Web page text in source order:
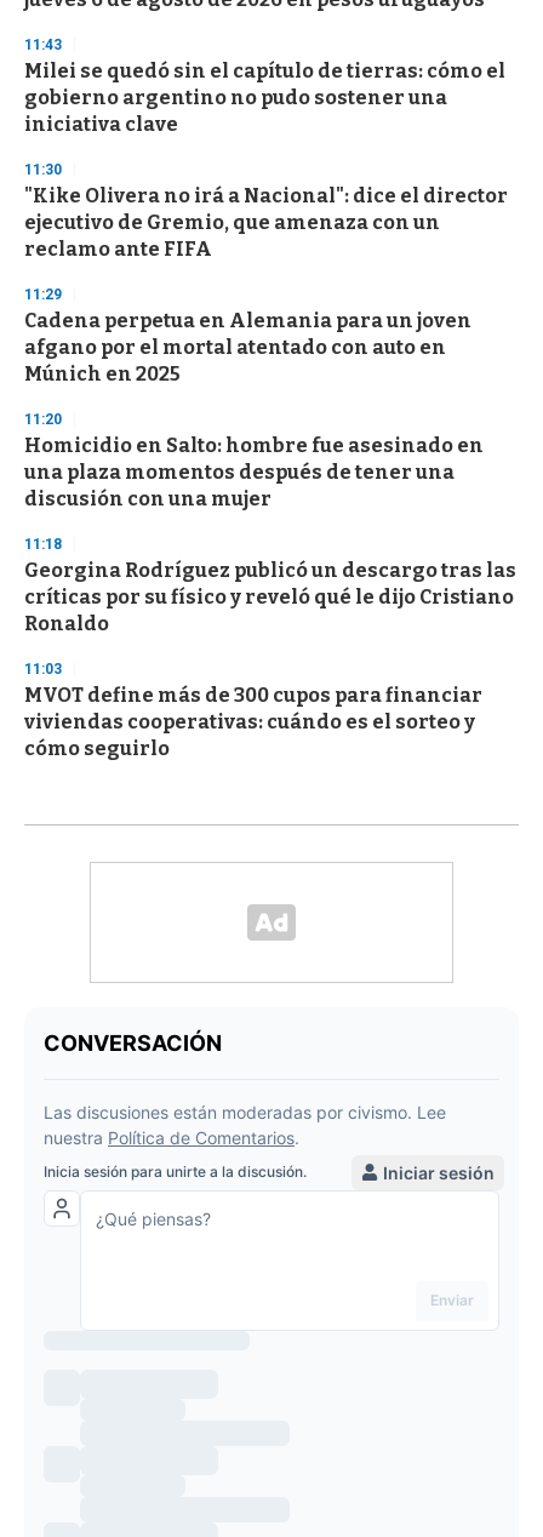
d
s
11:43
Milei se quedó sin el capítulo de tierras: cómo el
gobierno argentino no pudo sostener una
iniciativa clave
11:30
"Kike Olivera no irá a Nacional": dice el director
ejecutivo de Gremio, que amenaza con un
reclamo ante FIFA
11:29
Cadena perpetua en Alemania para un joven
afgano por el mortal atentado con auto en
Múnich en 2025
11:20
Homicidio en Salto: hombre fue asesinado en
una plaza momentos después de tener una
discusión con una mujer
11:18
Georgina Rodríguez publicó un descargo tras las
críticas por su físico y reveló qué le dijo Cristiano
Ronaldo
11:03
MVOT define más de 300 cupos para financiar
viviendas cooperativas: cuándo es el sorteo y
cómo seguirlo